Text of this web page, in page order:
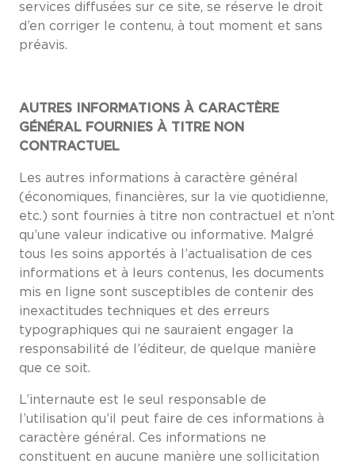
services diffusées sur ce site, se réserve le droit
d’en corriger le contenu, à tout moment et sans
préavis.
AUTRES INFORMATIONS À CARACTÈRE
GÉNÉRAL FOURNIES À TITRE NON
CONTRACTUEL
Les autres informations à caractère général
(économiques, financières, sur la vie quotidienne,
etc.) sont fournies à titre non contractuel et n’ont
qu’une valeur indicative ou informative. Malgré
tous les soins apportés à l’actualisation de ces
informations et à leurs contenus, les documents
mis en ligne sont susceptibles de contenir des
inexactitudes techniques et des erreurs
typographiques qui ne sauraient engager la
responsabilité de l’éditeur, de quelque manière
que ce soit.
L’internaute est le seul responsable de
l’utilisation qu’il peut faire de ces informations à
caractère général. Ces informations ne
constituent en aucune manière une sollicitation